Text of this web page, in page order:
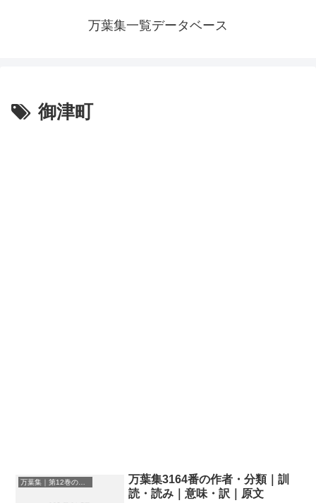
万葉集一覧データベース
御津町
万葉集｜第12巻の和歌一覧
万葉集3164番の作者・分類｜訓
読・読み｜意味・訳｜原文